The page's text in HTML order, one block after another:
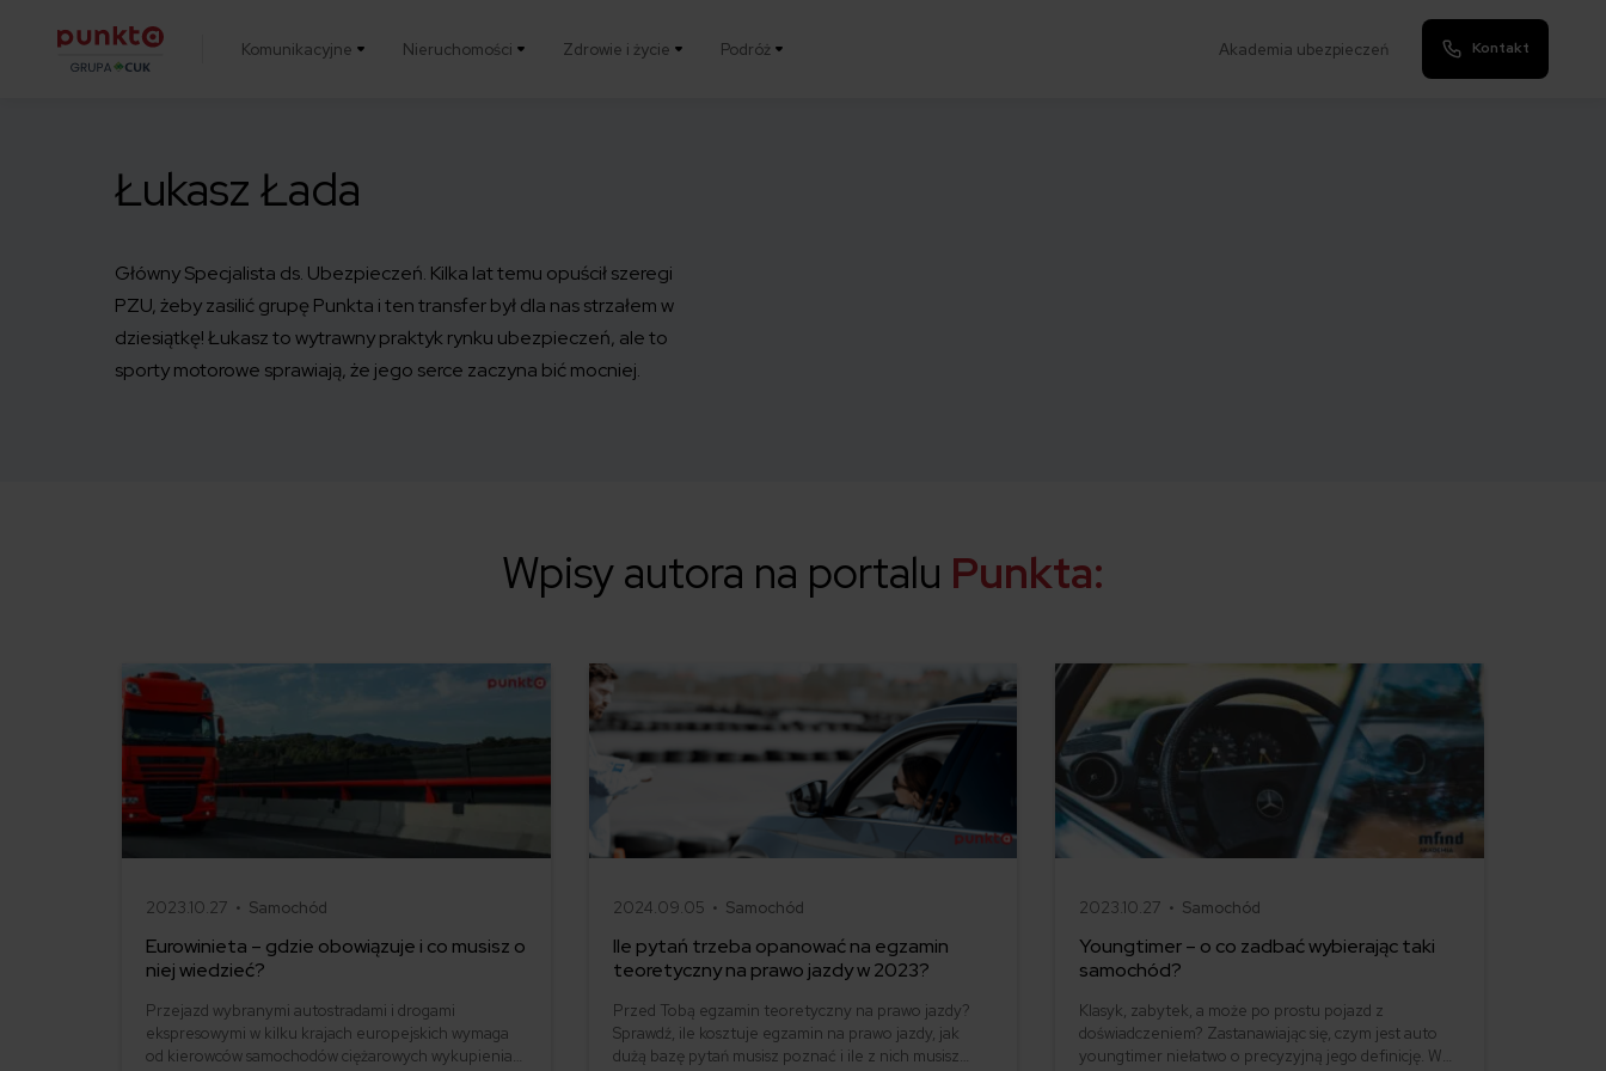
Komunikacyjne Nieruchomości Zdrowie i życie Podróż Akademia ubezpieczeń Kontakt
Łukasz Łada
Główny Specjalista ds. Ubezpieczeń. Kilka lat temu opuścił szeregi
PZU, żeby zasilić grupę Punkta i ten transfer był dla nas strzałem w
dziesiątkę! Łukasz to wytrawny praktyk rynku ubezpieczeń, ale to
sporty motorowe sprawiają, że jego serce zaczyna bić mocniej.
Wpisy autora na portalu Punkta:
2023.10.27 • Samochód
Eurowinieta – gdzie obowiązuje i co musisz o
niej wiedzieć?
Przejazd wybranymi autostradami i drogami
ekspresowymi w kilku krajach europejskich wymaga
od kierowców samochodów ciężarowych wykupienia
2024.09.05 • Samochód
Ile pytań trzeba opanować na egzamin
teoretyczny na prawo jazdy w 2023?
Przed Tobą egzamin teoretyczny na prawo jazdy?
Sprawdź, ile kosztuje egzamin na prawo jazdy, jak
dużą bazę pytań musisz poznać i ile z nich musisz
2023.10.27 • Samochód
Youngtimer – o co zadbać wybierając taki
samochód?
Klasyk, zabytek, a może po prostu pojazd z
doświadczeniem? Zastanawiając się, czym jest auto
youngtimer niełatwo o precyzyjną jego definicję. W